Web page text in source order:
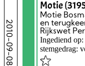
2010-09-08
Motie
Motie
en
Rijkswet
Ingediend
stemgedrag: